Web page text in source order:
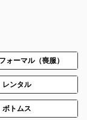
ォーマル（喪服）
レンタル
ボトムス